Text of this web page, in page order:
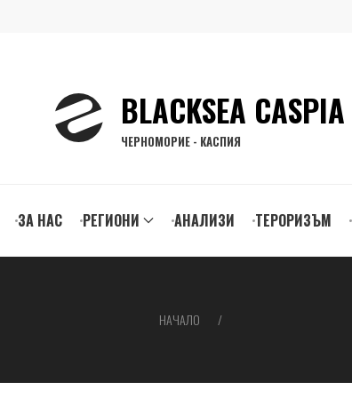
BLACKSEA CASPIA
ЧЕРНОМОРИЕ - КАСПИЯ
ЗА НАС РЕГИОНИ АНАЛИЗИ ТЕРОРИЗЪМ
НАЧАЛО